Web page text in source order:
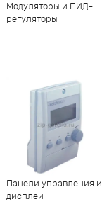
Модуляторы и ПИД-
регуляторы
Панели управления и
дисплеи